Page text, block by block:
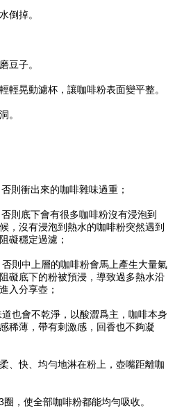
倒掉。
豆子。
輕晃動濾杯，讓咖啡粉表面變平整。
。
則衝出來的咖啡雜味過重；
則底下會有很多咖啡粉沒有浸泡到
，沒有浸泡到熱水的咖啡粉突然遇到
礙穩定過濾；
則中上層的咖啡粉會馬上產生大量氣
礙底下的粉被預浸，導致過多熱水沿
入分享壺；
也會不乾淨，以酸澀爲主，咖啡本身
稀薄，帶有刺激感，回香也不夠凝
、快、均勻地淋在粉上，壺嘴距離咖
，使全部咖啡粉都能均勻吸收。